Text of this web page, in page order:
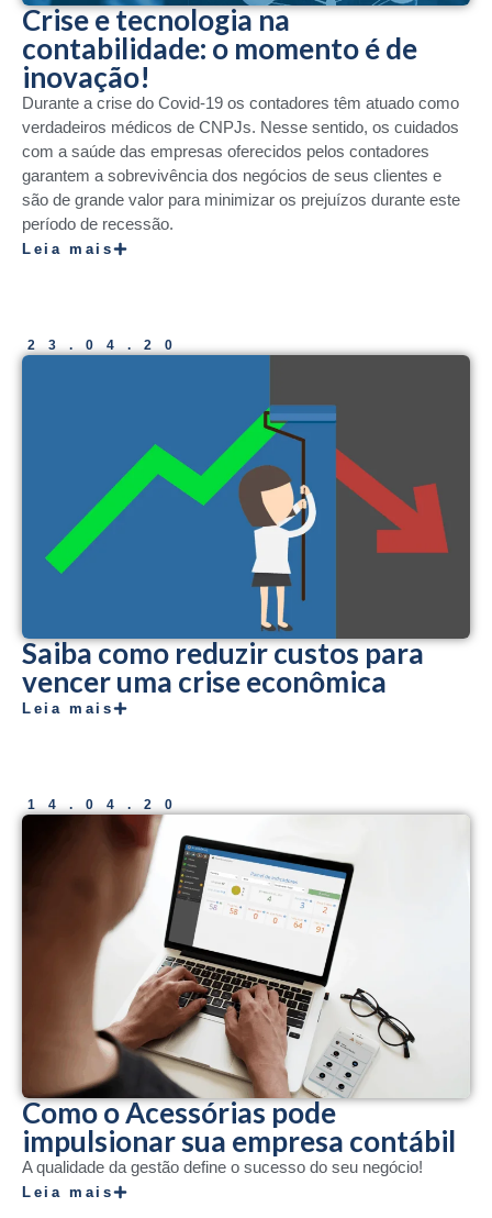
Crise e tecnologia na
contabilidade: o momento é de
inovação!
Durante a crise do Covid-19 os contadores têm atuado como
verdadeiros médicos de CNPJs. Nesse sentido, os cuidados
com a saúde das empresas oferecidos pelos contadores
garantem a sobrevivência dos negócios de seus clientes e
são de grande valor para minimizar os prejuízos durante este
período de recessão.
Leia mais
23.04.20
Saiba como reduzir custos para
vencer uma crise econômica
Leia mais
14.04.20
Como o Acessórias pode
impulsionar sua empresa contábil
A qualidade da gestão define o sucesso do seu negócio!
Leia mais